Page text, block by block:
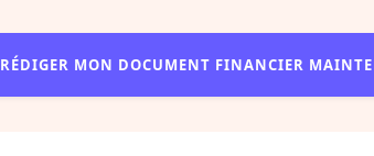
RÉDIGER MON DOCUMENT FINANCIER